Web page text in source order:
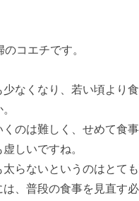
コエチです。
なくなり、若い頃より
のは難しく、せめて食
しいですね。
らないというのはとても
は、普段の食事を見直す